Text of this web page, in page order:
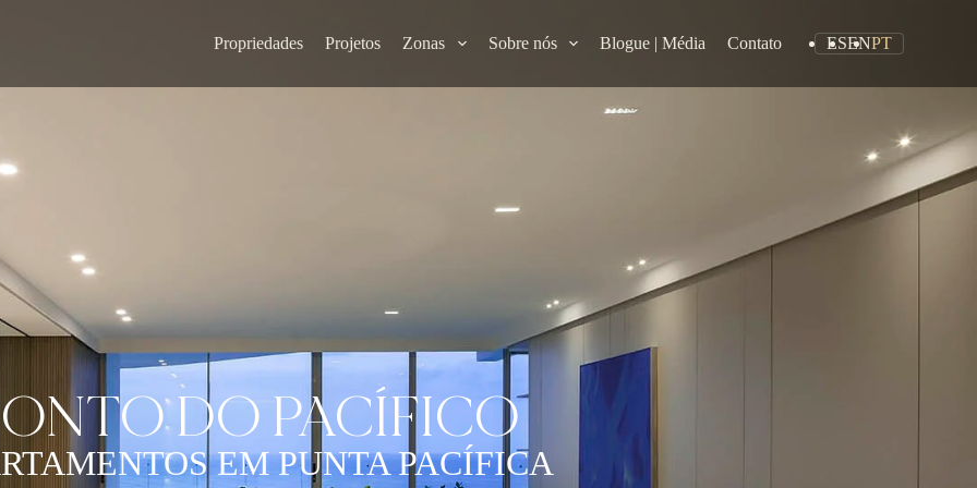
Propriedades Projetos Zonas Sobre nós Blogue | Média Contato ESENPT
DO PACÍFICO
EM PUNTA PACÍFICA